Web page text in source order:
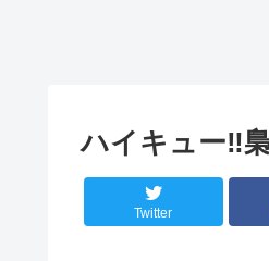
ハイキュー‼
Twitter